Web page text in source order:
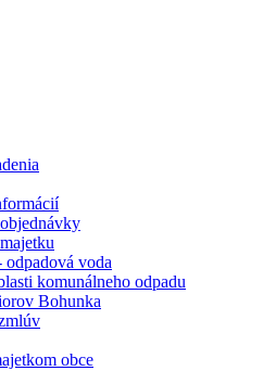
voda
komunálneho odpadu
Bohunka
obce